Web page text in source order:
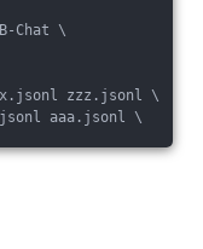
Chat \
zzz.jsonl \
aaa.jsonl \